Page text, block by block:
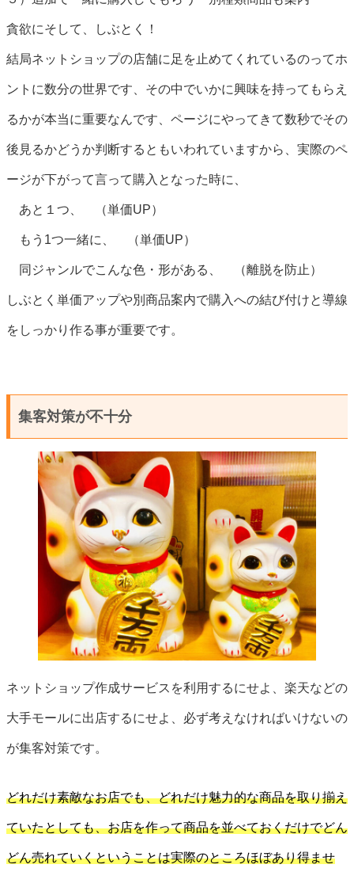
貪欲にそして、しぶとく！
結局ネットショップの店舗に足を止めてくれているのってホ
ントに数分の世界です、その中でいかに興味を持ってもらえ
るかが本当に重要なんです、ページにやってきて数秒でその
後見るかどうか判断するともいわれていますから、実際のペ
ージが下がって言って購入となった時に、
あと１つ、 （単価UP）
もう1つ一緒に、 （単価UP）
同ジャンルでこんな色・形がある、 （離脱を防止）
しぶとく単価アップや別商品案内で購入への結び付けと導線
をしっかり作る事が重要です。
集客対策が不十分
ネットショップ作成サービスを利用するにせよ、楽天などの
大手モールに出店するにせよ、必ず考えなければいけないの
が集客対策です。
どれだけ素敵なお店でも、どれだけ魅力的な商品を取り揃え
ていたとしても、お店を作って商品を並べておくだけでどん
どん売れていくということは実際のところほぼあり得ませ